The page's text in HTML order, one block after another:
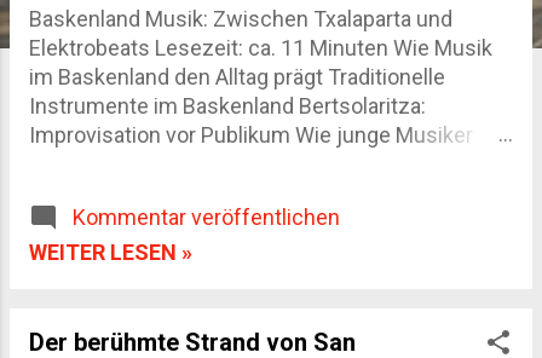
Baskenland Musik: Zwischen Txalaparta und
Elektrobeats Lesezeit: ca. 11 Minuten Wie Musik
im Baskenland den Alltag prägt Traditionelle
Instrumente im Baskenland Bertsolaritza:
Improvisation vor Publikum Wie junge Musiker
Baskenland Ich erinnere mich noch genau an
einen Abend in Hernani. Vor der Bar standen
dumpfer Rhythmus aus Holzschlägen. Zwei
Kommentar veröffentlichen
WEITER LESEN »
Der berühmte Strand von San